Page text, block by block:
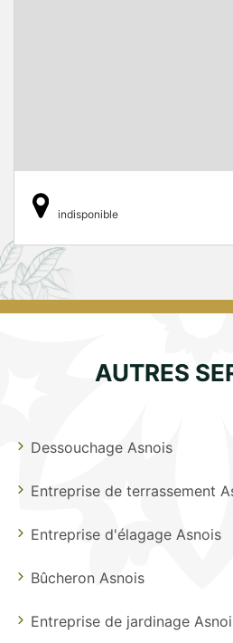
indisponible
AUTRES
Dessouchage Asnois
Entreprise de terrassement
Entreprise d'élagage Asnois
Bûcheron Asnois
Entreprise de jardinage